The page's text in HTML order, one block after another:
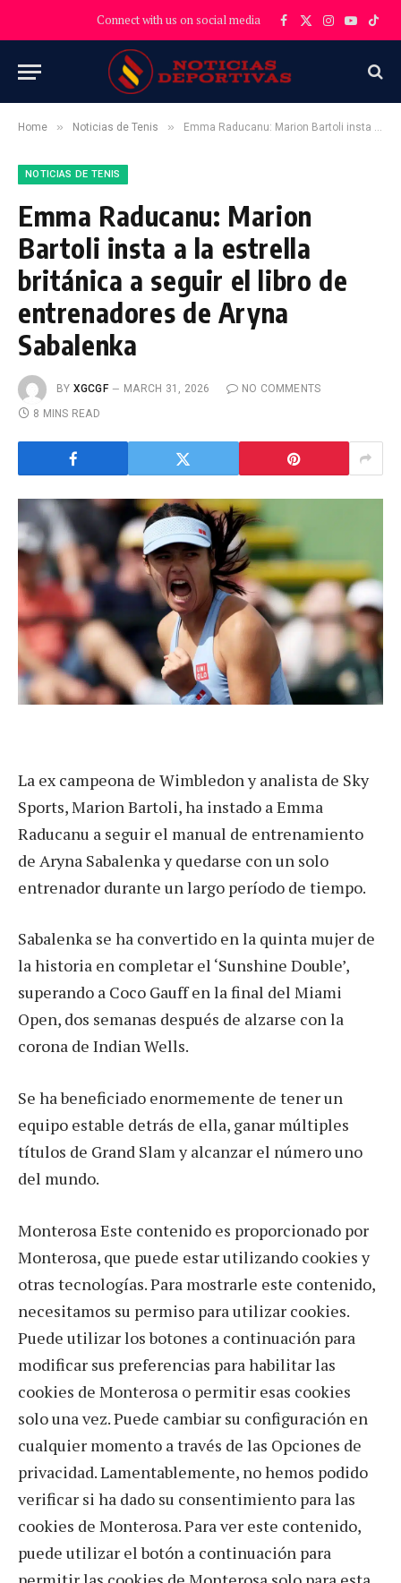
Connect with us on social media Facebook
X
Instagram
YouTube
Home » Noticias de Tenis » Emma Raducanu: Marion Bartoli insta a la estrella británica a seguir el libro de entrenadores de Aryna Sabalenka
NOTICIAS DE TENIS
Emma Raducanu: Marion
Bartoli insta a la estrella
británica a seguir el libro de
entrenadores de Aryna
Sabalenka
BY XGCGF MARCH 31, 2026
NO COMMENTS
8 MINS READ
La ex campeona de Wimbledon y analista de Sky
Sports, Marion Bartoli, ha instado a Emma
Raducanu a seguir el manual de entrenamiento
de Aryna Sabalenka y quedarse con un solo
entrenador durante un largo período de tiempo.
Sabalenka se ha convertido en la quinta mujer de
la historia en completar el ‘Sunshine Double’,
superando a Coco Gauff en la final del Miami
Open, dos semanas después de alzarse con la
corona de Indian Wells.
Se ha beneficiado enormemente de tener un
equipo estable detrás de ella, ganar múltiples
títulos de Grand Slam y alcanzar el número uno
del mundo.
Monterosa Este contenido es proporcionado por
Monterosa, que puede estar utilizando cookies y
otras tecnologías. Para mostrarle este contenido,
necesitamos su permiso para utilizar cookies.
Puede utilizar los botones a continuación para
modificar sus preferencias para habilitar las
cookies de Monterosa o permitir esas cookies
solo una vez. Puede cambiar su configuración en
cualquier momento a través de las Opciones de
privacidad. Lamentablemente, no hemos podido
verificar si ha dado su consentimiento para las
cookies de Monterosa. Para ver este contenido,
puede utilizar el botón a continuación para